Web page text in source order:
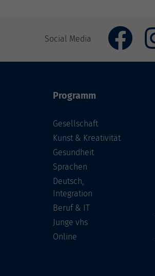
Social Media
Programm
Gesellschaft
Kunst & Kreativität
Gesundheit
Sprachen
Deutsch,
Integration
Beruf & IT
Junge vhs
Online